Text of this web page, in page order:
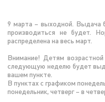
9 марта – выходной. Выдача
производиться не будет.
распределена на весь март.
Внимание! Детям
следующую неделю будет
вашем пункте.
В пунктах с графиком
понедельник, четверг – в